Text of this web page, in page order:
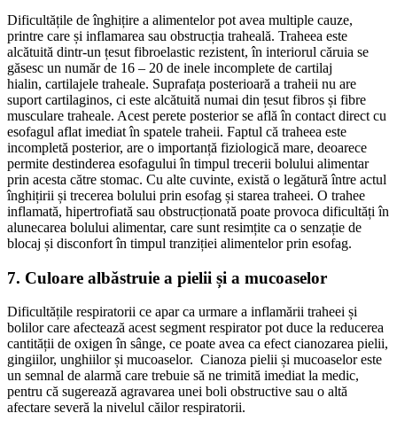
Dificultățile de înghițire a alimentelor pot avea multiple cauze,
printre care și inflamarea sau obstrucția traheală. Traheea este
alcătuită dintr-un țesut fibroelastic rezistent, în interiorul căruia se
găsesc un număr de 16 – 20 de inele incomplete de cartilaj
hialin, cartilajele traheale. Suprafața posterioară a traheii nu are
suport cartilaginos, ci este alcătuită numai din țesut fibros și fibre
musculare traheale. Acest perete posterior se află în contact direct cu
esofagul aflat imediat în spatele traheii. Faptul că traheea este
incompletă posterior, are o importanță fiziologică mare, deoarece
permite destinderea esofagului în timpul trecerii bolului alimentar
prin acesta către stomac. Cu alte cuvinte, există o legătură între actul
înghițirii și trecerea bolului prin esofag și starea traheei. O trahee
inflamată, hipertrofiată sau obstrucționată poate provoca dificultăți în
alunecarea bolului alimentar, care sunt resimțite ca o senzație de
blocaj și disconfort în timpul tranziției alimentelor prin esofag.
7. Culoare albăstruie a pielii și a mucoaselor
Dificultățile respiratorii ce apar ca urmare a inflamării traheei și
bolilor care afectează acest segment respirator pot duce la reducerea
cantității de oxigen în sânge, ce poate avea ca efect cianozarea pielii,
gingiilor, unghiilor și mucoaselor. Cianoza pielii și mucoaselor este
un semnal de alarmă care trebuie să ne trimită imediat la medic,
pentru că sugerează agravarea unei boli obstructive sau o altă
afectare severă la nivelul căilor respiratorii.